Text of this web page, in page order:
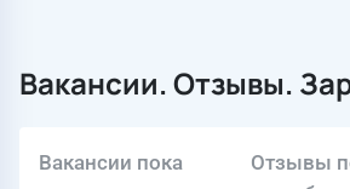
Вакансии. Отзывы.
Вакансии пока
Отзывы